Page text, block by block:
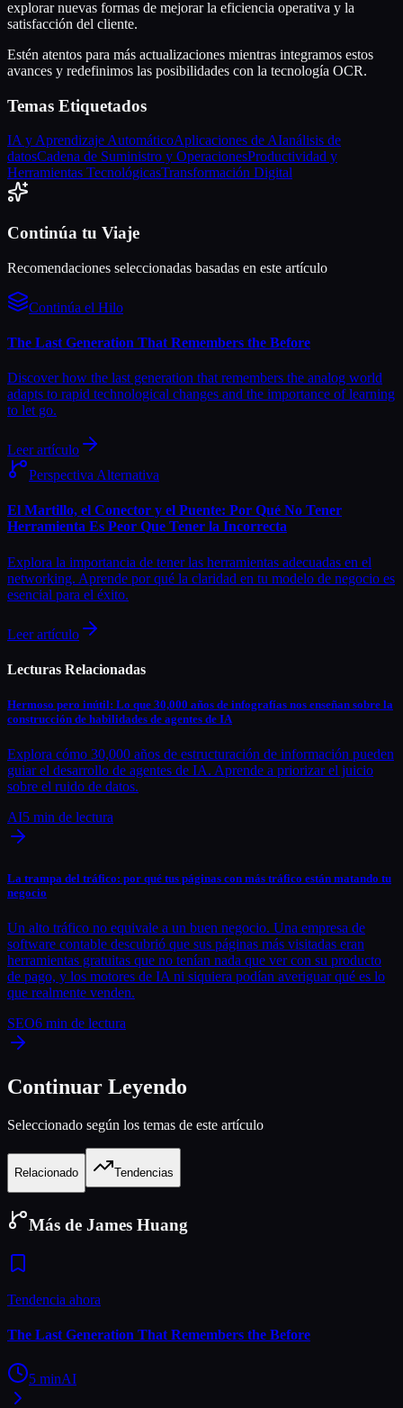
explorar nuevas formas de mejorar la eficiencia operativa y la
satisfacción del cliente.
Estén atentos para más actualizaciones mientras integramos estos
avances y redefinimos las posibilidades con la tecnología OCR.
Temas Etiquetados
IA y Aprendizaje AutomáticoAplicaciones de AIanálisis de
datosCadena de Suministro y OperacionesProductividad y
Herramientas TecnológicasTransformación Digital
Continúa tu Viaje
Recomendaciones seleccionadas basadas en este artículo
Continúa el Hilo
The Last Generation That Remembers the Before
Discover how the last generation that remembers the analog world
adapts to rapid technological changes and the importance of learning
to let go.
Leer artículo
Perspectiva Alternativa
El Martillo, el Conector y el Puente: Por Qué No Tener
Herramienta Es Peor Que Tener la Incorrecta
Explora la importancia de tener las herramientas adecuadas en el
networking. Aprende por qué la claridad en tu modelo de negocio es
esencial para el éxito.
Leer artículo
Lecturas Relacionadas
Hermoso pero inútil: Lo que 30,000 años de infografías nos enseñan sobre la
construcción de habilidades de agentes de IA
Explora cómo 30,000 años de estructuración de información pueden
guiar el desarrollo de agentes de IA. Aprende a priorizar el juicio
sobre el ruido de datos.
AI5 min de lectura
La trampa del tráfico: por qué tus páginas con más tráfico están matando tu
negocio
Un alto tráfico no equivale a un buen negocio. Una empresa de
software contable descubrió que sus páginas más visitadas eran
herramientas gratuitas que no tenían nada que ver con su producto
de pago, y los motores de IA ni siquiera podían averiguar qué es lo
que realmente venden.
SEO6 min de lectura
Continuar Leyendo
Seleccionado según los temas de este artículo
Relacionado Tendencias
Más de James Huang
Tendencia ahora
The Last Generation That Remembers the Before
5 minAI